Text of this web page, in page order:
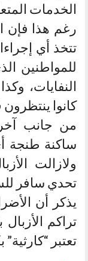
الخدمات
رغم هذا فإن
تتخذ أي
للمواطنين
النفايات،
كانوا
من جانب
ساكنة طنجة
ولازالت
تحدي سافر
يذكر أن
تراكم
تعتبر